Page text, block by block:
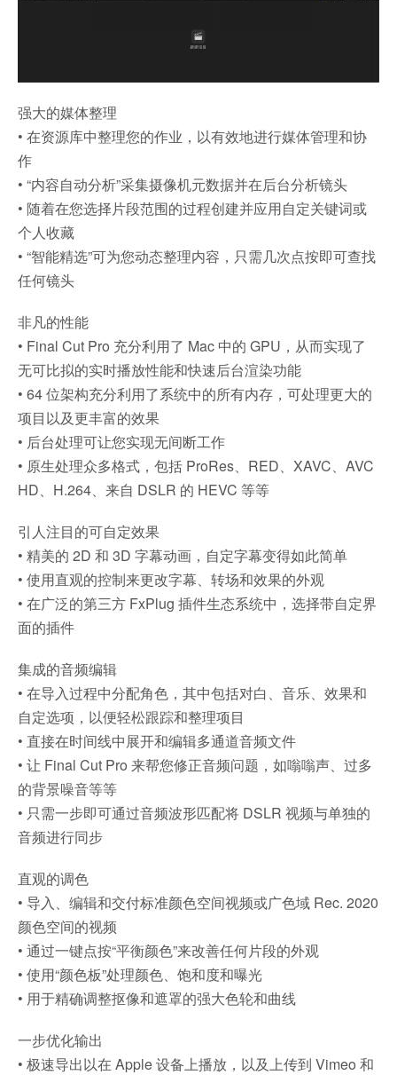
强大的媒体整理
• 在资源库中整理您的作业，以有效地进行媒体管理和协
作
• “内容自动分析”采集摄像机元数据并在后台分析镜头
• 随着在您选择片段范围的过程创建并应用自定关键词或
个人收藏
• “智能精选”可为您动态整理内容，只需几次点按即可查找
任何镜头
非凡的性能
• Final Cut Pro 充分利用了 Mac 中的 GPU，从而实现了
无可比拟的实时播放性能和快速后台渲染功能
• 64 位架构充分利用了系统中的所有内存，可处理更大的
项目以及更丰富的效果
• 后台处理可让您实现无间断工作
• 原生处理众多格式，包括 ProRes、RED、XAVC、AVC
HD、H.264、来自 DSLR 的 HEVC 等等
引人注目的可自定效果
• 精美的 2D 和 3D 字幕动画，自定字幕变得如此简单
• 使用直观的控制来更改字幕、转场和效果的外观
• 在广泛的第三方 FxPlug 插件生态系统中，选择带自定界
面的插件
集成的音频编辑
• 在导入过程中分配角色，其中包括对白、音乐、效果和
自定选项，以便轻松跟踪和整理项目
• 直接在时间线中展开和编辑多通道音频文件
• 让 Final Cut Pro 来帮您修正音频问题，如嗡嗡声、过多
的背景噪音等等
• 只需一步即可通过音频波形匹配将 DSLR 视频与单独的
音频进行同步
直观的调色
• 导入、编辑和交付标准颜色空间视频或广色域 Rec. 2020
颜色空间的视频
• 通过一键点按“平衡颜色”来改善任何片段的外观
• 使用“颜色板”处理颜色、饱和度和曝光
• 用于精确调整抠像和遮罩的强大色轮和曲线
一步优化输出
• 极速导出以在 Apple 设备上播放，以及上传到 Vimeo 和